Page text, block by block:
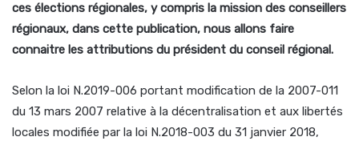
ces élections régionales, y compris la mission des conseillers
régionaux, dans cette publication, nous allons faire
connaitre les attributions du président du conseil régional.
Selon la loi N.2019-006 portant modification de la 2007-011
du 13 mars 2007 relative à la décentralisation et aux libertés
locales modifiée par la loi N.2018-003 du 31 janvier 2018,